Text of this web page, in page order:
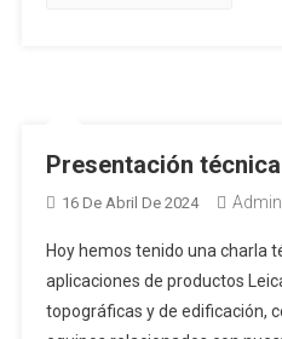
Presentación
16 De Abril De 2024 Admin
Hoy hemos tenido una charla
aplicaciones de productos
topográficas y de edificación,